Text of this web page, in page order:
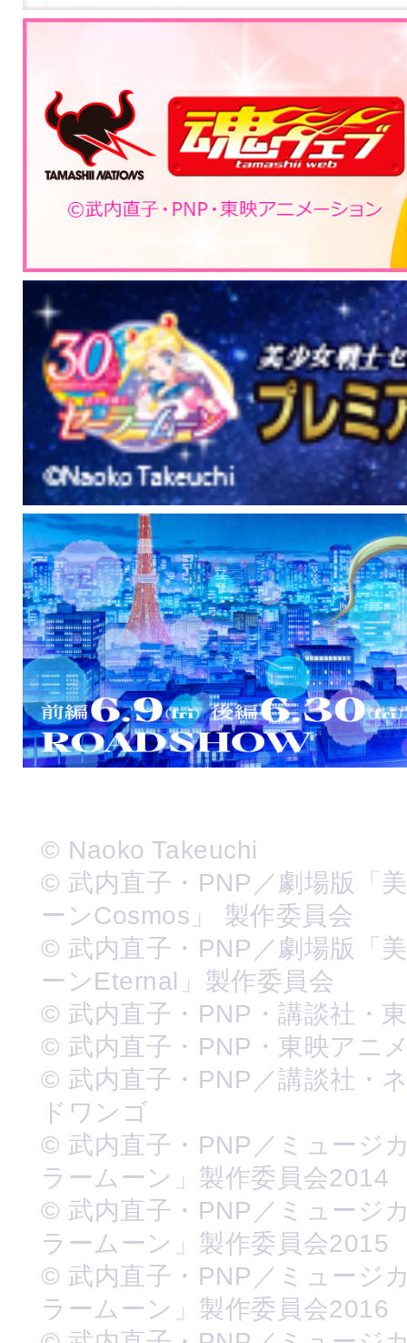
© Naoko Takeuchi
© 武内直子・PNP／劇場版「
ーンCosmos」 製作委員会
© 武内直子・PNP／劇場版「
ーンEternal」製作委員会
© 武内直子・PNP・講談社・
© 武内直子・PNP・東映アニ
© 武内直子・PNP／講談社・
ドワンゴ
© 武内直子・PNP／ミュージ
ラームーン」製作委員会2014
© 武内直子・PNP／ミュージ
ラームーン」製作委員会2015
© 武内直子・PNP／ミュージ
ラームーン」製作委員会2016